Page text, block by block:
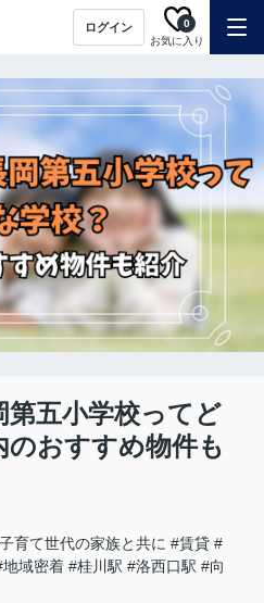
ログイン
お気に入り
0
第五小学校ってど
のおすすめ物件も
育て世代の家族と共に #賃貸 #
地域密着 #桂川駅 #洛西口駅 #向